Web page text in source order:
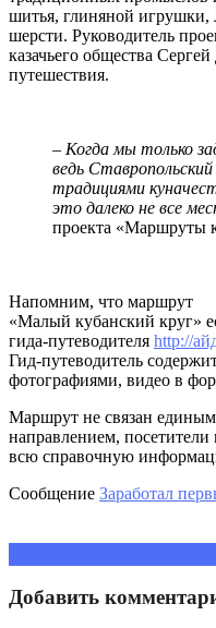
шитья, глиняной игрушки,
шерсти. Руководитель
казачьего общества
путешествия.
– Когда мы только
ведь
традициями
это далеко не все
проекта «Маршруты
Напомним, что маршрут
«Малый кубанский круг»
гида-путеводителя http://
Гид-путеводитель
фотографиями, видео в
Маршрут не связан единым
направлением, посетители
всю справочную
Сообщение Заработал
Добавить